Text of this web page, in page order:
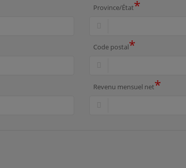
Province/État*
Code postal*
Revenu mensuel net*